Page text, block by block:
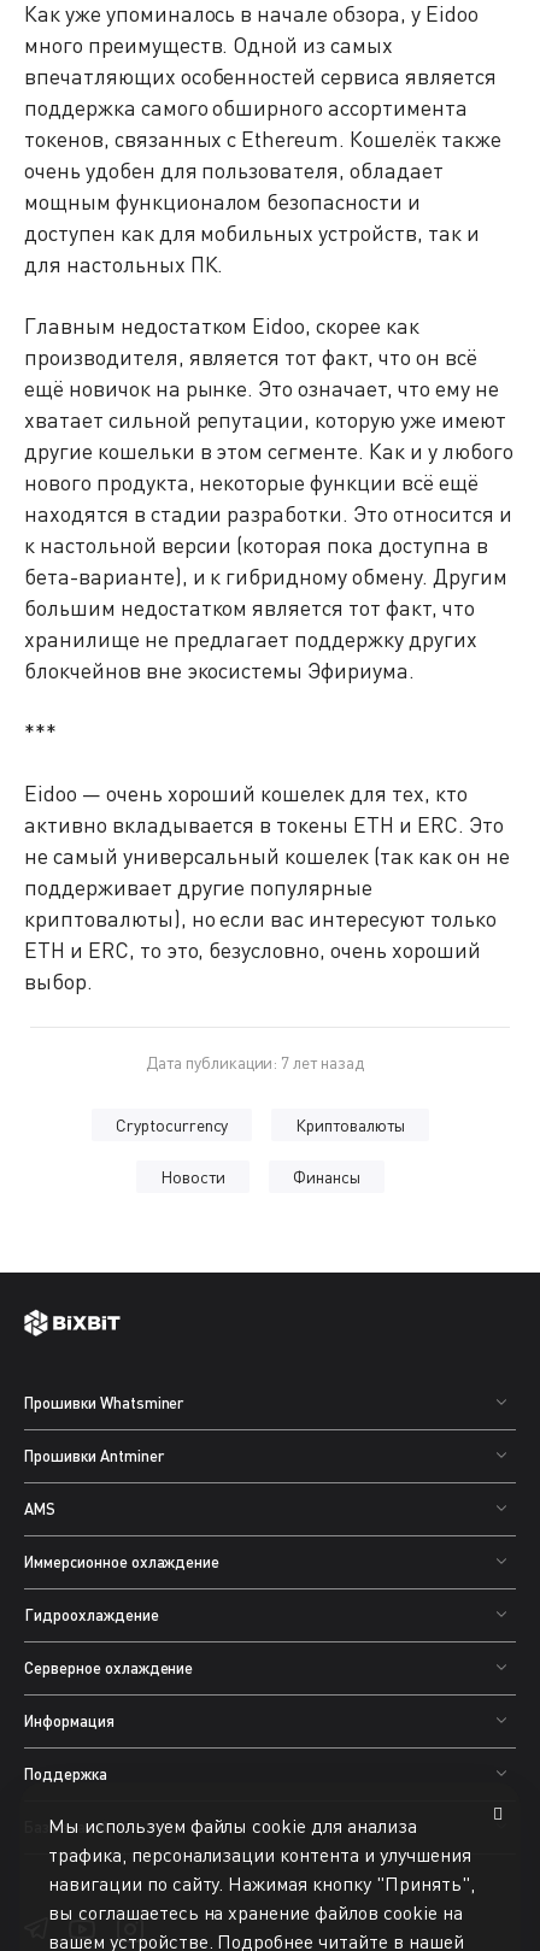
Как уже упоминалось в начале обзора, у Eidoo
много преимуществ. Одной из самых
впечатляющих особенностей сервиса является
поддержка самого обширного ассортимента
токенов, связанных с Ethereum. Кошелёк также
очень удобен для пользователя, обладает
мощным функционалом безопасности и
доступен как для мобильных устройств, так и
для настольных ПК.
Главным недостатком Eidoo, скорее как
производителя, является тот факт, что он всё
ещё новичок на рынке. Это означает, что ему не
хватает сильной репутации, которую уже имеют
другие кошельки в этом сегменте. Как и у любого
нового продукта, некоторые функции всё ещё
находятся в стадии разработки. Это относится и
к настольной версии (которая пока доступна в
бета-варианте), и к гибридному обмену. Другим
большим недостатком является тот факт, что
хранилище не предлагает поддержку других
блокчейнов вне экосистемы Эфириума.
***
Eidoo — очень хороший кошелек для тех, кто
активно вкладывается в токены ETH и ERC. Это
не самый универсальный кошелек (так как он не
поддерживает другие популярные
криптовалюты), но если вас интересуют только
ETH и ERC, то это, безусловно, очень хороший
выбор.
Дата публикации: 7 лет назад
Cryptocurrency Криптовалюты
Новости Финансы
Прошивки Whatsminer
Прошивки Antminer
AMS
Иммерсионное охлаждение
Гидроохлаждение
Серверное охлаждение
Информация
Поддержка
База знаний
Мы используем файлы cookie для анализа
трафика, персонализации контента и улучшения
навигации по сайту. Нажимая кнопку "Принять",
вы соглашаетесь на хранение файлов cookie на
вашем устройстве. Подробнее читайте в нашей